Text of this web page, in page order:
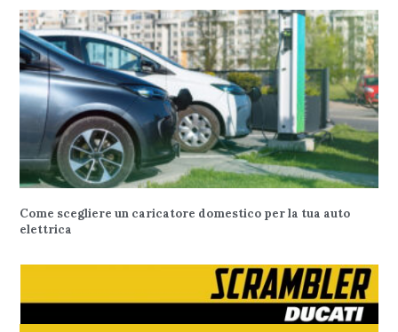
Come scegliere un caricatore domestico per la tua auto
elettrica